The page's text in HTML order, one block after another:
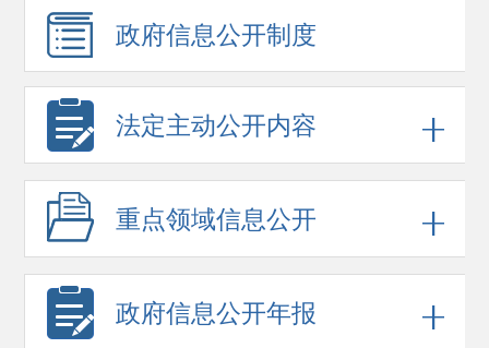
政府信息公开制度
法定主动公开内容
重点领域信息公开
政府信息公开年报